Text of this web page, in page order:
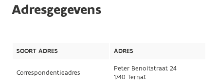
Adresgegevens
SOORT ADRES ADRES
Correspondentieadres
Peter Benoitstraat 24
1740 Ternat